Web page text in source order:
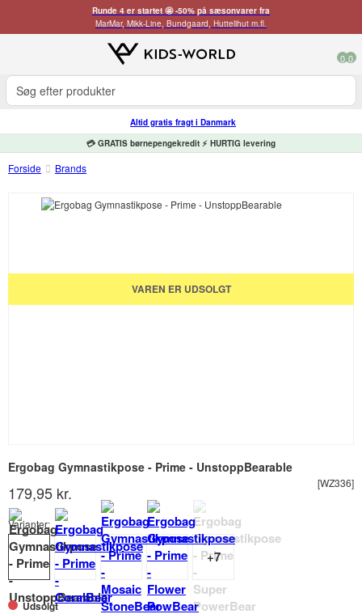
Runde 4 er startet 🤩 -50% på sæsonvarer fra
MarMar, Mikk-Line, Bundgaard, Huttelihut m.fl.
0 0
Altid gratis fragt i Danmark
💳 GRATIS børnepengekredit ⚡ HURTIG levering
Forside Brands
VAREN ER UDSOLGT
Ergobag Gymnastikpose - Prime - UnstoppBearable
[WZ336]
179,95 kr.
Varianter:
Udsolgt